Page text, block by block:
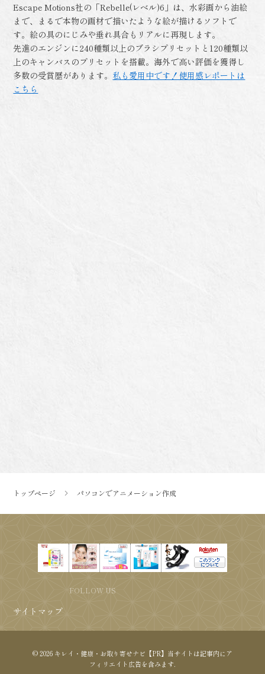
Escape Motions社の「Rebelle(レベル)6」は、水彩画から油絵
まで、まるで本物の画材で描いたような絵が描けるソフトで
す。絵の具のにじみや垂れ具合もリアルに再現します。
先進のエンジンに240種類以上のブラシプリセットと120種類以
上のキャンバスのプリセットを搭載。海外で高い評価を獲得し
多数の受賞歴があります。 私も愛用中です！使用感レポートは
こちら
トップページ パソコンでアニメーション作成
FOLLOW US
サイトマップ
© 2026 キレイ・健康・お取り寄せナビ【PR】当サイトは記事内にア
フィリエイト広告を含みます.